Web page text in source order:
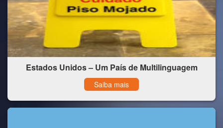
Estados Unidos – Um País de Multilinguagem
Saiba mais